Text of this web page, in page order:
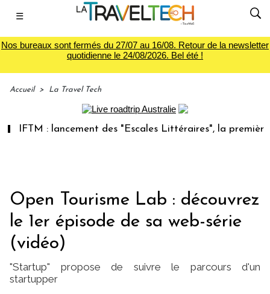
☰
Nos bureaux sont fermés du 27/07 au 16/08. Retour de la newsletter
quotidienne le 24/08/2026. Bel été !
Accueil > La Travel Tech
: lancement des "Escales Littéraires", la première
Open Tourisme Lab : découvrez
le 1er épisode de sa web-série
(vidéo)
"Startup" propose de suivre le parcours d'un
startupper